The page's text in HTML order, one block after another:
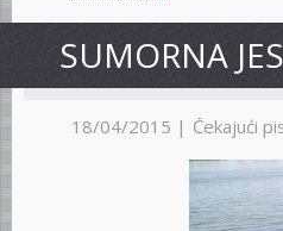
SUMORNA
18/04/2015 | Čekajući